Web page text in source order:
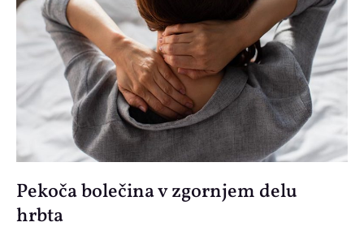
strani
komolca
Pekoča bolečina v zgornjem delu
hrbta